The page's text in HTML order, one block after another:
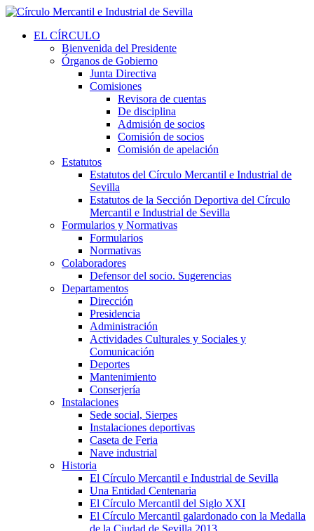
EL CÍRCULO
Bienvenida del Presidente
Órganos de Gobierno
Junta Directiva
Comisiones
Revisora de cuentas
De disciplina
Admisión de socios
Comisión de socios
Comisión de apelación
Estatutos
Estatutos del Círculo Mercantil e Industrial de
Sevilla
Estatutos de la Sección Deportiva del Círculo
Mercantil e Industrial de Sevilla
Formularios y Normativas
Formularios
Normativas
Colaboradores
Defensor del socio. Sugerencias
Departamentos
Dirección
Presidencia
Administración
Actividades Culturales y Sociales y
Comunicación
Deportes
Mantenimiento
Conserjería
Instalaciones
Sede social, Sierpes
Instalaciones deportivas
Caseta de Feria
Nave industrial
Historia
El Círculo Mercantil e Industrial de Sevilla
Una Entidad Centenaria
El Círculo Mercantil del Siglo XXI
El Círculo Mercantil galardonado con la Medalla
de la Ciudad de Sevilla 2013